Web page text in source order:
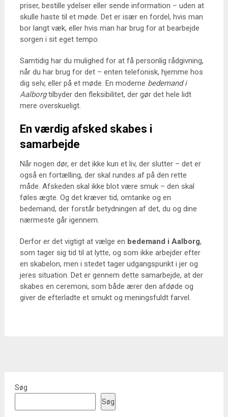
priser, bestille ydelser eller sende information – uden at
skulle haste til et møde. Det er især en fordel, hvis man
bor langt væk, eller hvis man har brug for at bearbejde
sorgen i sit eget tempo.
Samtidig har du mulighed for at få personlig rådgivning,
når du har brug for det – enten telefonisk, hjemme hos
dig selv, eller på et møde. En moderne bedemand i
Aalborgtilbyder den fleksibilitet, der gør det hele lidt
mere overskueligt.
En værdig afsked skabes i
samarbejde
Når nogen dør, er det ikke kun et liv, der slutter – det er
også en fortælling, der skal rundes af på den rette
måde. Afskeden skal ikke blot være smuk – den skal
føles ægte. Og det kræver tid, omtanke og en
bedemand, der forstår betydningen af det, du og dine
nærmeste går igennem.
Derfor er det vigtigt at vælge en bedemand i Aalborg,
som tager sig tid til at lytte, og som ikke arbejder efter
en skabelon, men i stedet tager udgangspunkt i jer og
jeres situation. Det er gennem dette samarbejde, at der
skabes en ceremoni, som både ærer den afdøde og
giver de efterladte et smukt og meningsfuldt farvel.
Søg
Søg